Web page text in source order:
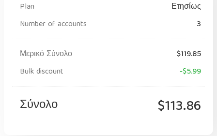
Plan
Ετησίως
Number of accounts
3
Μερικό Σύνολο
$119.85
Bulk discount
-$5.99
Σύνολο $113.86